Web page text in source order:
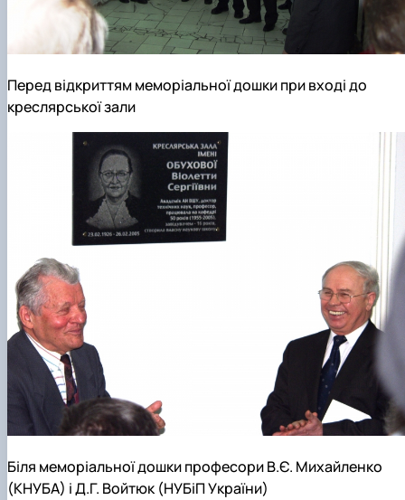
Перед відкриттям меморіальної дошки при вході до
креслярської зали
Біля меморіальної дошки професори В.Є. Михайленко
(КНУБА) і Д.Г. Войтюк (НУБіП України)